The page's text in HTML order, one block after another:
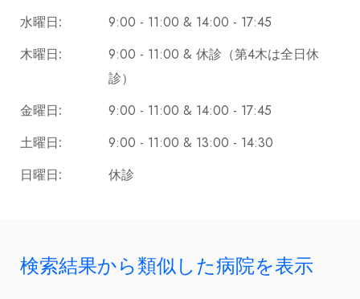
水曜日: 9:00 - 11:00 & 14:00 - 17:45
木曜日:
9:00 - 11:00 & 休診（第4木は全日休
診）
金曜日: 9:00 - 11:00 & 14:00 - 17:45
土曜日: 9:00 - 11:00 & 13:00 - 14:30
日曜日: 休診
検索結果から類似した病院を表示